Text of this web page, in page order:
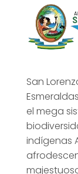
San
el mega
indígenas